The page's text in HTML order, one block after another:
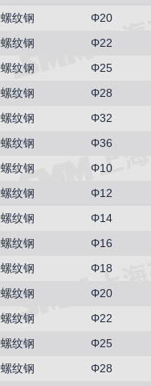
螺纹钢
Φ20
螺纹钢
Φ22
螺纹钢
Φ25
螺纹钢
Φ28
螺纹钢
Φ32
螺纹钢
Φ36
螺纹钢
Φ10
螺纹钢
Φ12
螺纹钢
Φ14
螺纹钢
Φ16
螺纹钢
Φ18
螺纹钢
Φ20
螺纹钢
Φ22
螺纹钢
Φ25
螺纹钢
Φ28